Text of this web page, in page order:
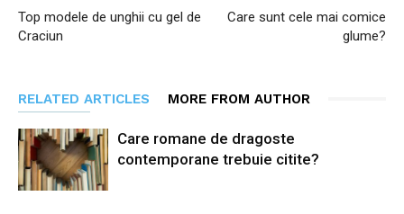
Top modele de unghii cu gel de
Craciun
Care sunt cele mai comice
glume?
RELATED ARTICLES MORE FROM AUTHOR
Care romane de dragoste
contemporane trebuie citite?